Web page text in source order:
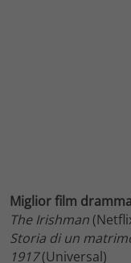
Miglior film
The Irishman
Storia di un
1917(Universal)